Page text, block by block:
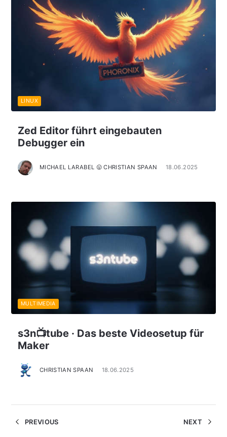
Zed Editor führt eingebauten
Debugger ein
MICHAEL LARABEL 😛 CHRISTIAN SPAAN 18.06.2025
LINUX
s3n📺tube · Das beste Videosetup für
Maker
CHRISTIAN SPAAN 18.06.2025
MULTIMEDIA
PREVIOUS NEXT